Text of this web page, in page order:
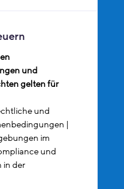
und
gelten für
und
|
im
und
in der